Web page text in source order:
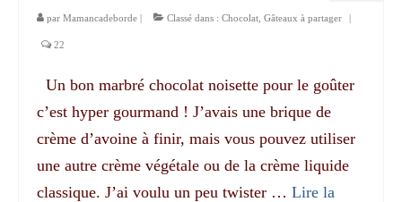
par Mamancadeborde | Classé dans : Chocolat Gâteaux à partager |
22
Un bon marbré chocolat noisette pour le goûter
c’est hyper gourmand ! J’avais une brique de
crème d’avoine à finir, mais vous pouvez utiliser
une autre crème végétale ou de la crème liquide
classique. J’ai voulu un peu twister … Lire la